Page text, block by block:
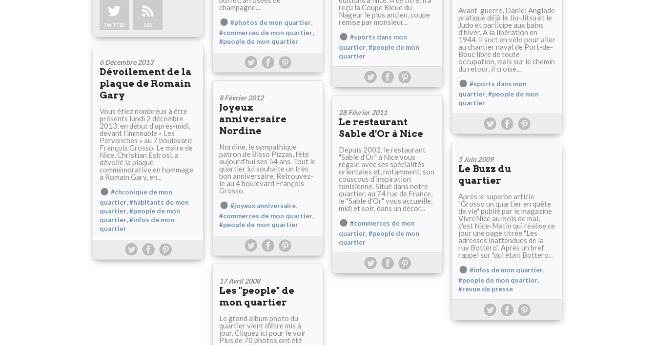
TWITTER RSS
reçu la Coupe Bleue du
Nageur le plus ancien, coupe
remise par monsieur...
#sports dans mon
quartier,#people de mon
quartier
champagne....
#photos de mon quartier,
#commerces de mon quartier,
#people de mon quartier
Avant-guerre, Daniel Anglade
pratique déjà le Jiu-Jitsu et le
Judo et participe aux bains
d’hiver. A la libération en
1944, il sort en vélo pour aller
au chantier naval de Port-de-
Bouc libre de toute
occupation, mais sur le chemin
du retour, il croise...
#sports dans mon
quartier,#people de mon
quartier
6 Décembre 2013
Dévoilement de la
plaque de Romain
Gary
Vous étiez nombreux à être
présents lundi 2 décembre
2013, en début d’après-midi,
devant l’immeuble « Les
Pervenches » au 7 boulevard
François Grosso. Le maire de
Nice, Christian Estrosi, a
dévoilé la plaque
commémorative en hommage
à Romain Gary, en...
#chronique de mon
quartier,#habitants de mon
quartier,#people de mon
quartier,#infos de mon
quartier
8 Février 2012
Joyeux
anniversaire
Nordine
Nordine, le sympathique
patron de Bisso Pizzas, fête
aujourd'hui ses 54 ans. Tout le
quartier lui souhaite un très
bon anniversaire. Retrouvez-
le au 4 boulevard François
Grosso.
#joyeux anniversaire,
#commerces de mon quartier,
#people de mon quartier
28 Février 2011
Le restaurant
Sable d'Or à Nice
Depuis 2002, le restaurant
"Sable d'Or" à Nice vous
régale avec ses spécialités
orientales et, notamment, son
couscous d’inspiration
tunisienne. Situé dans notre
quartier, au 74 rue de France,
le "Sable d'Or" vous accueille,
midi et soir, dans un décor...
#commerces de mon
quartier,#people de mon
quartier
5 Juin 2009
Le Buzz du
quartier
Après le superbe article
"Grosso un quartier en quête
de vie" publié par le magazine
VivreNice au mois de mai,
c'est Nice-Matin qui réalise ce
jour une page titrée "Les
adresses inattendues de la
rue Bottéro". Après un bref
rappel sur "qui était Bottero...
#infos de mon quartier,
#people de mon quartier,
#revue de presse
17 Avril 2008
Les "people" de
mon quartier
Le grand album photo du
quartier vient d'être mis à
jour. Cliquez ici pour le voir
Plus de 70 photos ont été